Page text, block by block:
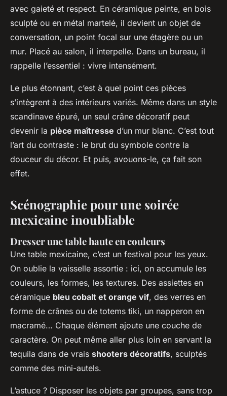
avec gaieté et respect. En céramique peinte, en bois
sculpté ou en métal martelé, il devient un objet de
conversation, un point focal sur une étagère ou un
mur. Placé au salon, il interpelle. Dans un bureau, il
rappelle l’essentiel : vivre intensément.
Le plus étonnant, c’est à quel point ces pièces
s’intègrent à des intérieurs variés. Même dans un style
scandinave épuré, un seul crâne décoratif peut
devenir la pièce maîtresse d’un mur blanc. C’est tout
l’art du contraste : le brut du symbole contre la
douceur du décor. Et puis, avouons-le, ça fait son
effet.
Scénographie pour une soirée
mexicaine inoubliable
Dresser une table haute en couleurs
Une table mexicaine, c’est un festival pour les yeux.
On oublie la vaisselle assortie : ici, on accumule les
couleurs, les formes, les textures. Des assiettes en
céramique bleu cobalt et orange vif, des verres en
forme de crânes ou de totems tiki, un napperon en
macramé… Chaque élément ajoute une couche de
caractère. On peut même aller plus loin en servant la
tequila dans de vrais shooters décoratifs, sculptés
comme des mini-autels.
L’astuce ? Disposer les objets par groupes, sans trop